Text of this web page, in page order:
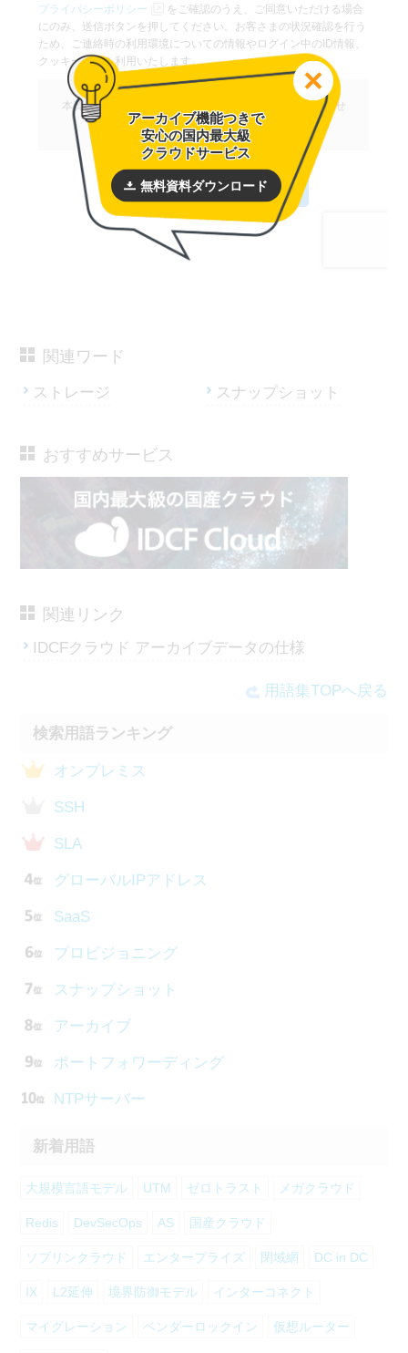
関連ワード
ストレージ スナップショット
おすすめサービス
関連リンク
IDCFクラウド アーカイブデータの仕様
用語集TOPへ戻る
検索用語ランキング
オンプレミス
SSH
SLA
グローバルIPアドレス
SaaS
プロビジョニング
スナップショット
アーカイブ
ポートフォワーディング
NTPサーバー
新着用語
大規模言語モデル UTM ゼロトラスト メガクラウド
Redis DevSecOps AS 国産クラウド
ソブリンクラウド エンタープライズ 閉域網 DC in DC
IX L2延伸 境界防御モデル インターコネクト
マイグレーション ベンダーロックイン 仮想ルーター
アーカイブ機能つきで
安心の国内最大級
クラウドサービス
無料資料ダウンロード